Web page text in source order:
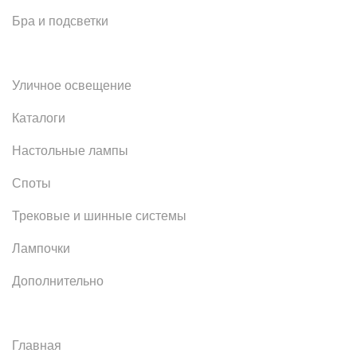
Бра и подсветки
Уличное освещение
Каталоги
Настольные лампы
Споты
Трековые и шинные системы
Лампочки
Дополнительно
Главная